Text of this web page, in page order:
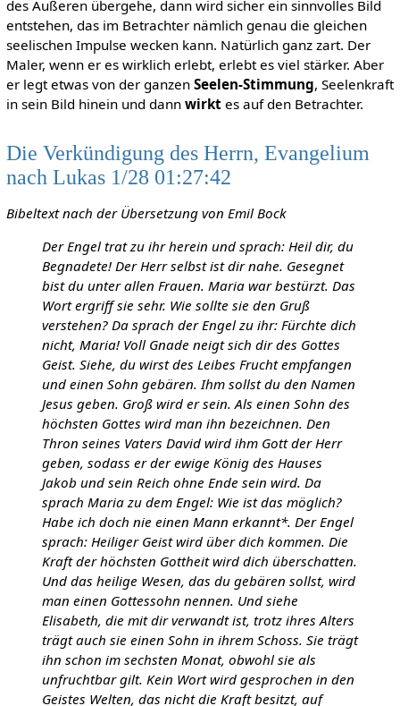
des Äußeren übergehe, dann wird sicher ein sinnvolles Bild
entstehen, das im Betrachter nämlich genau die gleichen
seelischen Impulse wecken kann. Natürlich ganz zart. Der
Maler, wenn er es wirklich erlebt, erlebt es viel stärker. Aber
er legt etwas von der ganzen Seelen-Stimmung, Seelenkraft
in sein Bild hinein und dann wirktes auf den Betrachter.
Die Verkündigung des Herrn, Evangelium
nach Lukas 1/28 01:27:42
Bibeltext nach der Übersetzung von Emil Bock
Der Engel trat zu ihr herein und sprach: Heil dir, du
Begnadete! Der Herr selbst ist dir nahe. Gesegnet
bist du unter allen Frauen. Maria war bestürzt. Das
Wort ergriff sie sehr. Wie sollte sie den Gruß
verstehen? Da sprach der Engel zu ihr: Fürchte dich
nicht, Maria! Voll Gnade neigt sich dir des Gottes
Geist. Siehe, du wirst des Leibes Frucht empfangen
und einen Sohn gebären. Ihm sollst du den Namen
Jesus geben. Groß wird er sein. Als einen Sohn des
höchsten Gottes wird man ihn bezeichnen. Den
Thron seines Vaters David wird ihm Gott der Herr
geben, sodass er der ewige König des Hauses
Jakob und sein Reich ohne Ende sein wird. Da
sprach Maria zu dem Engel: Wie ist das möglich?
Habe ich doch nie einen Mann erkannt*. Der Engel
sprach: Heiliger Geist wird über dich kommen. Die
Kraft der höchsten Gottheit wird dich überschatten.
Und das heilige Wesen, das du gebären sollst, wird
man einen Gottessohn nennen. Und siehe
Elisabeth, die mit dir verwandt ist, trotz ihres Alters
trägt auch sie einen Sohn in ihrem Schoss. Sie trägt
ihn schon im sechsten Monat, obwohl sie als
unfruchtbar gilt. Kein Wort wird gesprochen in den
Geistes Welten, das nicht die Kraft besitzt, auf